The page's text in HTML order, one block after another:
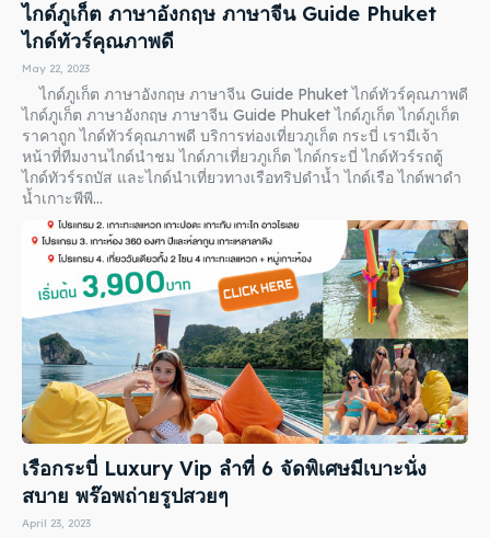
ไกด์ภูเก็ต ภาษาอังกฤษ ภาษาจีน Guide Phuket
ไกด์ทัวร์คุณภาพดี
May 22, 2023
ไกด์ภูเก็ต ภาษาอังกฤษ ภาษาจีน Guide Phuket ไกด์ทัวร์คุณภาพดี
ไกด์ภูเก็ต ภาษาอังกฤษ ภาษาจีน Guide Phuket ไกด์ภูเก็ต ไกด์ภูเก็ต
ราคาถูก ไกด์ทัวร์คุณภาพดี บริการท่องเที่ยวภูเก็ต กระบี่ เรามีเจ้า
หน้าที่ทีมงานไกด์นำชม ไกด์ภาเที่ยวภูเก็ต ไกด์กระบี่ ไกด์ทัวร์รถตู้
ไกด์ทัวร์รถบัส และไกด์นำเที่ยวทางเรือทริปดำน้ำ ไกด์เรือ ไกด์พาดำ
น้ำเกาะพีพี...
เรือกระบี่ Luxury Vip ลำที่ 6 จัดพิเศษมีเบาะนั่ง
สบาย พร๊อพถ่ายรูปสวยๆ
April 23, 2023